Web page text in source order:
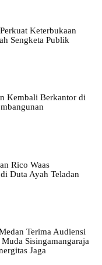
Keterbukaan
Sengketa Publik
Kembali Berkantor di
Rico Waas
Duta Ayah Teladan
Terima Audiensi
Sisingamangaraja
Jaga